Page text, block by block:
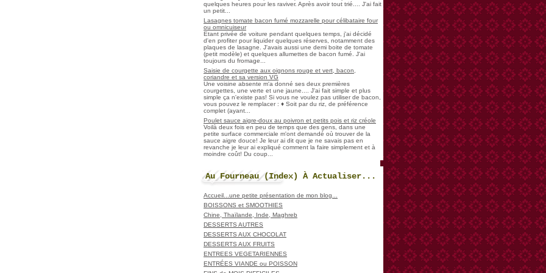
quelques heures pour les raviver. Après avoir tout trié.... J'ai fait
un petit...
Lasagnes tomate bacon fumé mozzarelle pour célibataire four
ou omnicuiseur
Etant privée de voiture pendant quelques temps, j'ai décidé
d'en profiter pour liquider quelques réserves, notamment des
plaques de lasagne. J'avais aussi une demi boite de tomate
(petit modèle) et quelques allumettes de bacon fumé. J'ai
toujours du fromage...
Saisie de courgette aux oignons rouge et vert, bacon,
coriandre et sa version VG
Une voisine absente m'a donné ses deux premières
courgettes, une verte et une jaune.... J'ai fait simple et plus
simple ça n'existe pas! Si vous ne voulez pas utiliser de bacon,
vous pouvez le remplacer : ♦ Soit par du riz, de préférence
complet (ayant...
Poulet sauce aigre-doux au poivron et petits pois et riz créole
Voilà deux fois en peu de temps que des gens, dans une
petite surface commerciale m'ont demandé où trouver de la
sauce aigre douce! Je leur ai dit que je ne savais pas en
revanche je leur ai expliqué comment la faire simplement et à
moindre coût! Du coup...
Au Fourneau (Index) À Actualiser...
Accueil...une petite présentation de mon blog...
BOISSONS et SMOOTHIES
Chine, Thaïlande, Inde, Maghreb
DESSERTS AUTRES
DESSERTS AUX CHOCOLAT
DESSERTS AUX FRUITS
ENTREES VEGETARIENNES
ENTRÉES VIANDE ou POISSON